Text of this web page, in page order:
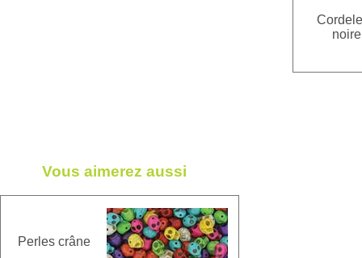
noire
Vous aimerez aussi
Perles crâne